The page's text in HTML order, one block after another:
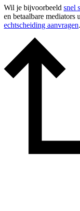
Wil je bijvoorbeeld snel
en betaalbare mediators
echtscheiding aanvragen.